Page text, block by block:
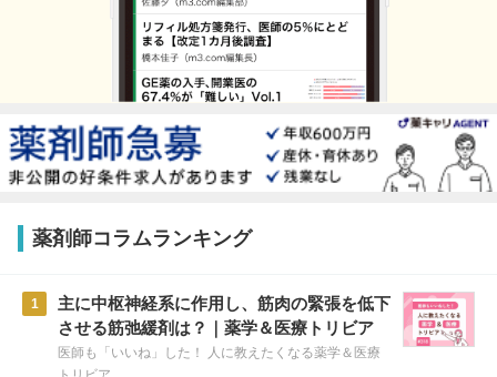
薬剤師コラムランキング
1
主に中枢神経系に作用し、筋肉の緊張を低下
させる筋弛緩剤は？｜薬学＆医療トリビア
医師も「いいね」した！ 人に教えたくなる薬学＆医療